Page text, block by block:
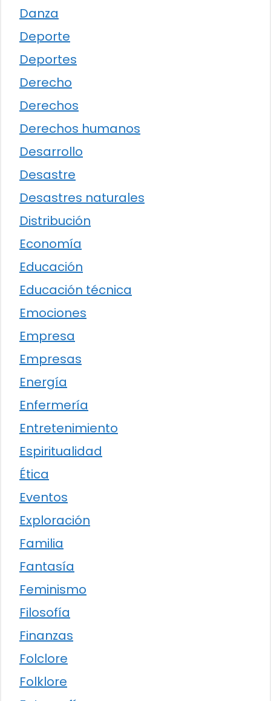
Danza
Deporte
Deportes
Derecho
Derechos
Derechos humanos
Desarrollo
Desastre
Desastres naturales
Distribución
Economía
Educación
Educación técnica
Emociones
Empresa
Empresas
Energía
Enfermería
Entretenimiento
Espiritualidad
Ética
Eventos
Exploración
Familia
Fantasía
Feminismo
Filosofía
Finanzas
Folclore
Folklore